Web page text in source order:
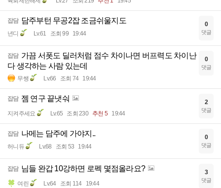
잡담 담주부턴 무공2잡 조금쉬울지도
년디 Lv.61 조회 99 19:44
0
댓글
잡담 가끔 서폿도 딜러처럼 점수 차이나면 버프력도 차이난
다 생각하는 사람 있는데
무쌩 Lv.66 조회 74 19:44
0
댓글
잡담 젬 연구 끝냇숴
지켜주세요 Lv.65 조회 230 추천 5 19:44
2
댓글
잡담 나메는 담주에 가야지..
허니듀 Lv.68 조회 53 19:44
0
댓글
잡담 님들 완갑 10강하면 로펙 몇점올라요?
여린 Lv.64 조회 114 19:44
3
댓글